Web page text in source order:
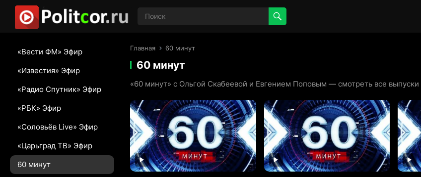
«Вести ФМ» Эфир
«Известия» Эфир
«Радио Спутник» Эфир
«РБК» Эфир
«Соловьёв Live» Эфир
«Царьград ТВ» Эфир
60 минут
Главная 60 минут
60 минут
«60 минут» с Ольгой Скабеевой и Евгением Поповым — смотреть все выпуски